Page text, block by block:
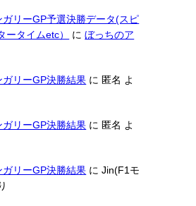
リーGP予選決勝データ(スピ
ータイムetc）
にぼっちのア
リーGP決勝結果 に 匿名 よ
リーGP決勝結果 に 匿名 よ
リーGP決勝結果 にJin(F1モ